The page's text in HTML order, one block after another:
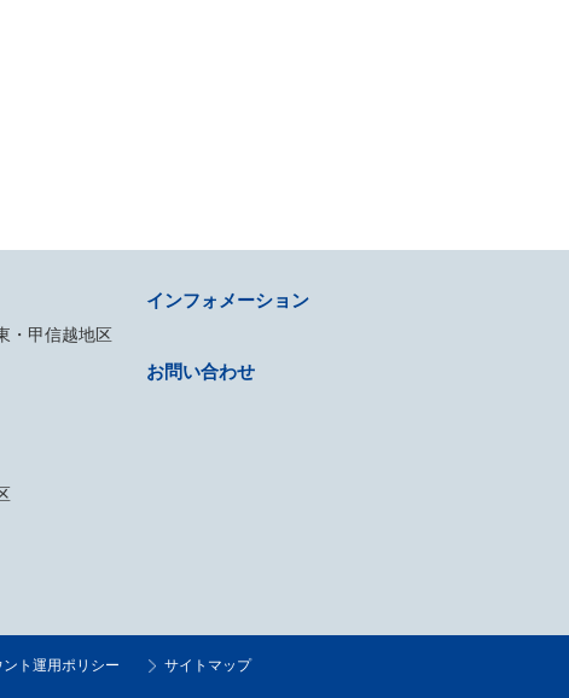
・甲信越地区
インフォメーション
お問い合わせ
ト運用ポリシー サイトマップ